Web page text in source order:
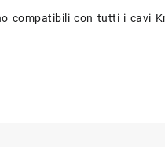
compatibili con tutti i cavi